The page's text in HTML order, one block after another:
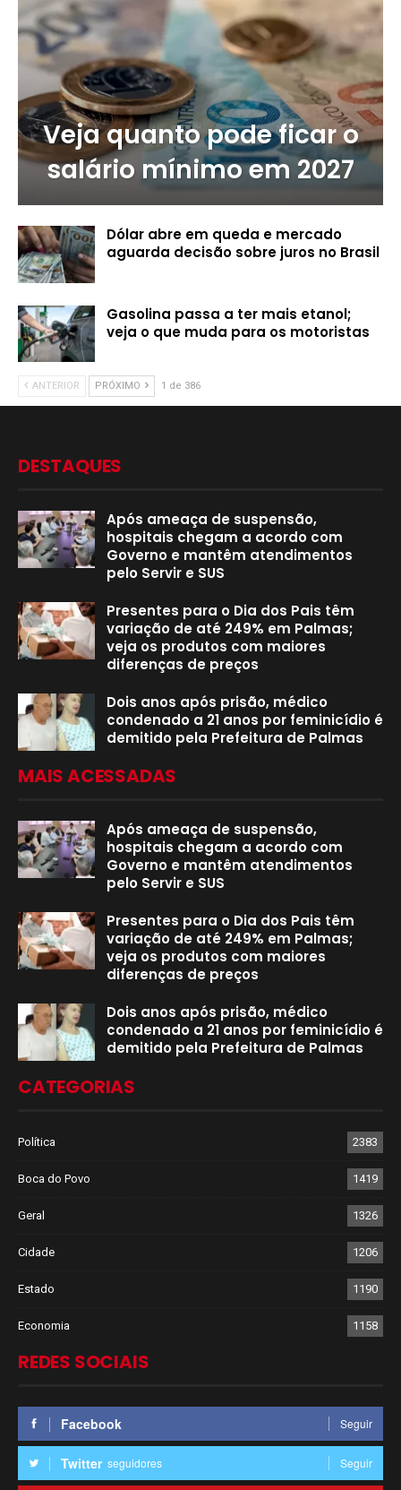
Veja quanto pode ficar o
salário mínimo em 2027
Dólar abre em queda e mercado
aguarda decisão sobre juros no Brasil
Gasolina passa a ter mais etanol;
veja o que muda para os motoristas
ANTERIOR PRÓXIMO 1 de 386
DESTAQUES
Após ameaça de suspensão,
hospitais chegam a acordo com
Governo e mantêm atendimentos
pelo Servir e SUS
Presentes para o Dia dos Pais têm
variação de até 249% em Palmas;
veja os produtos com maiores
diferenças de preços
Dois anos após prisão, médico
condenado a 21 anos por feminicídio é
demitido pela Prefeitura de Palmas
MAIS ACESSADAS
Após ameaça de suspensão,
hospitais chegam a acordo com
Governo e mantêm atendimentos
pelo Servir e SUS
Presentes para o Dia dos Pais têm
variação de até 249% em Palmas;
veja os produtos com maiores
diferenças de preços
Dois anos após prisão, médico
condenado a 21 anos por feminicídio é
demitido pela Prefeitura de Palmas
CATEGORIAS
Política 2383
Boca do Povo 1419
Geral 1326
Cidade 1206
Estado 1190
Economia 1158
REDES SOCIAIS
Facebook Seguir
Twitter seguidores Seguir